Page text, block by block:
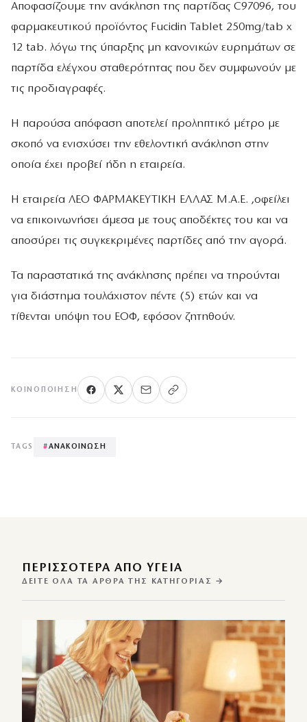
Αποφασίζουμε την ανάκληση της παρτίδας C97096, του
φαρμακευτικού προϊόντος Fucidin Tablet 250mg/tab x
12 tab. λόγω της ύπαρξης μη κανονικών ευρημάτων σε
παρτίδα ελέγχου σταθερότητας που δεν συμφωνούν με
τις προδιαγραφές.
Η παρούσα απόφαση αποτελεί προληπτικό μέτρο με
σκοπό να ενισχύσει την εθελοντική ανάκληση στην
οποία έχει προβεί ήδη η εταιρεία.
Η εταιρεία ΛΕΟ ΦΑΡΜΑΚΕΥΤΙΚΗ ΕΛΛΑΣ Μ.Α.Ε. ,οφείλει
να επικοινωνήσει άμεσα με τους αποδέκτες του και να
αποσύρει τις συγκεκριμένες παρτίδες από την αγορά.
Τα παραστατικά της ανάκλησης πρέπει να τηρούνται
για διάστημα τουλάχιστον πέντε (5) ετών και να
τίθενται υπόψη του ΕΟΦ, εφόσον ζητηθούν.
ΚΟΙΝΟΠΟΊΗΣΗ
TAGS #ΑΝΑΚΟΙΝΩΣΗ
ΠΕΡΙΣΣΌΤΕΡΑ ΑΠΌ ΥΓΕΙΑ
ΔΕΊΤΕ ΌΛΑ ΤΑ ΆΡΘΡΑ ΤΗΣ ΚΑΤΗΓΟΡΊΑΣ →